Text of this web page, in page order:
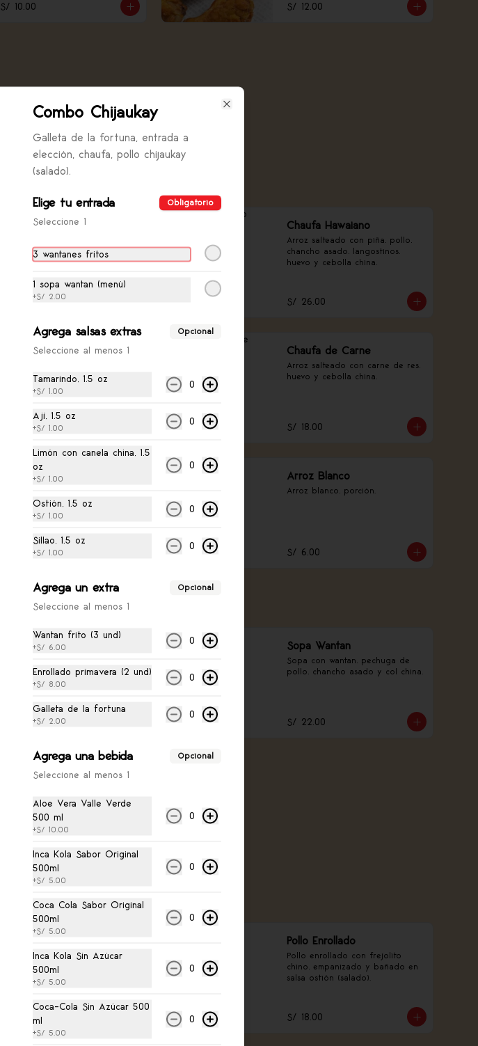
S/ 10.00 S/ 12.00
Chaufa Especial
chancho asado, langostinos,
huevo y cebolla china.
S/ 24.00
Chaufa Hawaiano
Arroz salteado con piña, pollo,
chancho asado, langostinos,
huevo y cebolla china.
S/ 26.00
Chaufa de Chancho Asado
asado, huevo y cebolla china.
S/ 18.00
Chaufa de Carne
Arroz salteado con carne de res,
huevo y cebolla china.
S/ 18.00
Chaufa de Champiñones
huevo y cebolla china.
S/ 16.00
Arroz Blanco
Arroz blanco, porción.
S/ 6.00
Sopa Womin Especial
pollo, chancho asado, carne de
res, huevo de codorniz, alita al
S/ 26.00
Sopa Wantan
Sopa con wantan, pechuga de
pollo, chancho asado y col china.
S/ 22.00
Caldo de Pollo con Kión
Pollo empanizado con salsa
tamarindo (dulce).
S/ 18.00
Pollo Enrollado
Pollo enrollado con frejolito
chino, empanizado y bañado en
salsa ostión (salado).
S/ 18.00
Combo Chijaukay
Galleta de la fortuna, entrada a
elección, chaufa, pollo chijaukay
(salado).
Elige tu entrada Obligatorio
Seleccione 1
3 wantanes fritos
1 sopa wantan (menú)
+S/ 2.00
Agrega salsas extras Opcional
Seleccione al menos 1
Tamarindo, 1.5 oz
+S/ 1.00
0
Ají, 1.5 oz
+S/ 1.00
0
Limón con canela china, 1.5
oz
+S/ 1.00
0
Ostión, 1.5 oz
+S/ 1.00
0
Sillao, 1.5 oz
+S/ 1.00
0
Agrega un extra Opcional
Seleccione al menos 1
Wantan frito (3 und)
+S/ 6.00
0
Enrollado primavera (2 und)
+S/ 8.00
0
Galleta de la fortuna
+S/ 2.00
0
Agrega una bebida Opcional
Seleccione al menos 1
Aloe Vera Valle Verde
500 ml
+S/ 10.00
0
Inca Kola Sabor Original
500ml
+S/ 5.00
0
Coca Cola Sabor Original
500ml
+S/ 5.00
0
Inca Kola Sin Azúcar
500ml
+S/ 5.00
0
Coca-Cola Sin Azúcar 500
ml
+S/ 5.00
0